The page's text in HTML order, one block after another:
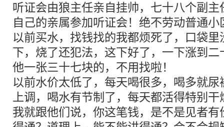
听证会由狼主任亲自挂帅，七十八个副
自己的亲属参加听证会！绝不劳动普通小
以前买水，找钱找的我都烦死了，口袋
下，烧了还犯法，这下好了，一下涨到
他一张三十七块的，不用找啦！
以前水价太低了，每天喝很多，喝多就
上调，喝水有节制了，每天都活得特别干
我就跟他们说，你这笔钱，是不是见者